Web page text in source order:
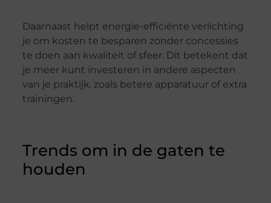
Daarnaast helpt energie-efficiënte verlichting
je om kosten te besparen zonder concessies
te doen aan kwaliteit of sfeer. Dit betekent dat
je meer kunt investeren in andere aspecten
van je praktijk, zoals betere apparatuur of extra
trainingen.
Trends om in de gaten te
houden